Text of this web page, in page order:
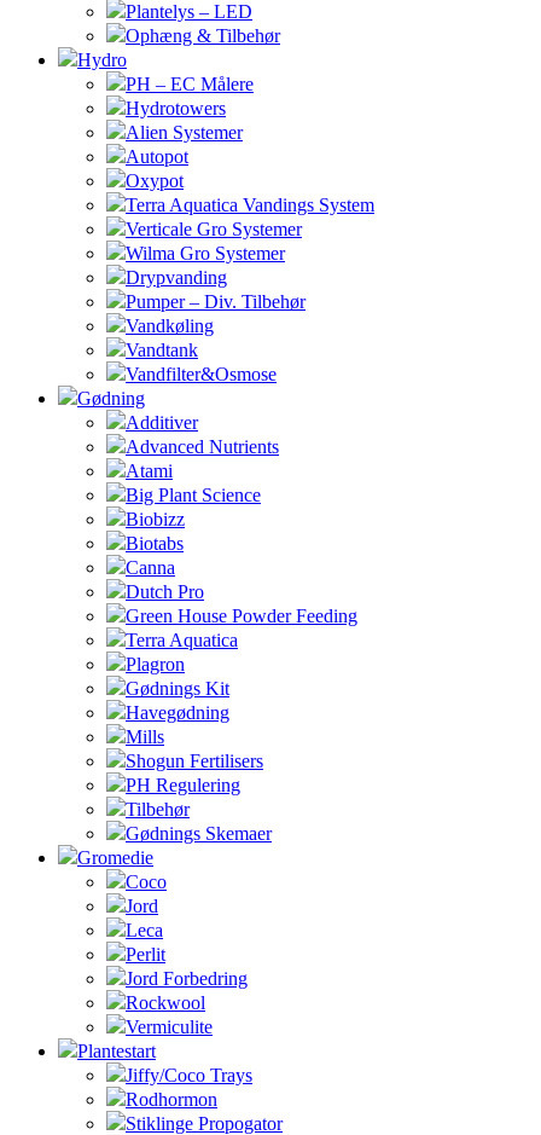
Plantelys – LED
Ophæng & Tilbehør
Hydro
PH – EC Målere
Hydrotowers
Alien Systemer
Autopot
Oxypot
Terra Aquatica Vandings System
Verticale Gro Systemer
Wilma Gro Systemer
Drypvanding
Pumper – Div. Tilbehør
Vandkøling
Vandtank
Vandfilter&Osmose
Gødning
Additiver
Advanced Nutrients
Atami
Big Plant Science
Biobizz
Biotabs
Canna
Dutch Pro
Green House Powder Feeding
Terra Aquatica
Plagron
Gødnings Kit
Havegødning
Mills
Shogun Fertilisers
PH Regulering
Tilbehør
Gødnings Skemaer
Gromedie
Coco
Jord
Leca
Perlit
Jord Forbedring
Rockwool
Vermiculite
Plantestart
Jiffy/Coco Trays
Rodhormon
Stiklinge Propogator